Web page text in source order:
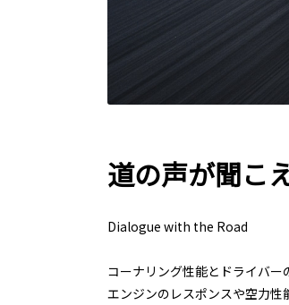
道の声が聞こ
Dialogue with the Road
コーナリング性能とドライバー
エンジンのレスポンスや空力性